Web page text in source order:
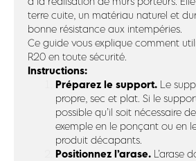
terre cuite, un matériau naturel et
bonne résistance aux intempéries.
Ce guide vous explique comment
R20 en toute sécurité.
Instructions:
Préparez le support. Le
propre, sec et plat. Si le
possible qu’il soit nécessaire
exemple en le ponçant ou en
produit décapants.
Positionnez l’arase. L’arase